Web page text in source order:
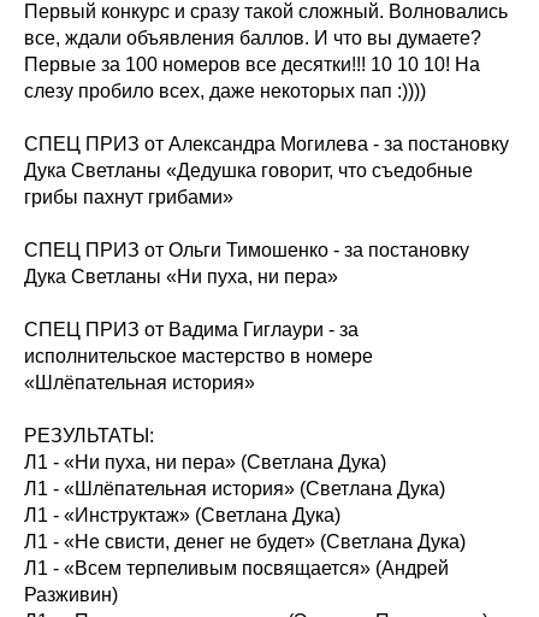
Первый конкурс и сразу такой сложный. Волновались
все, ждали объявления баллов. И что вы думаете?
Первые за 100 номеров все десятки!!! 10 10 10! На
слезу пробило всех, даже некоторых пап :))))
СПЕЦ ПРИЗ от Александра Могилева - за постановку
Дука Светланы «Дедушка говорит, что съедобные
грибы пахнут грибами»
СПЕЦ ПРИЗ от Ольги Тимошенко - за постановку
Дука Светланы «Ни пуха, ни пера»
СПЕЦ ПРИЗ от Вадима Гиглаури - за
исполнительское мастерство в номере
«Шлёпательная история»
РЕЗУЛЬТАТЫ:
Л1 - «Ни пуха, ни пера» (Светлана Дука)
Л1 - «Шлёпательная история» (Светлана Дука)
Л1 - «Инструктаж» (Светлана Дука)
Л1 - «Не свисти, денег не будет» (Светлана Дука)
Л1 - «Всем терпеливым посвящается» (Андрей
Разживин)